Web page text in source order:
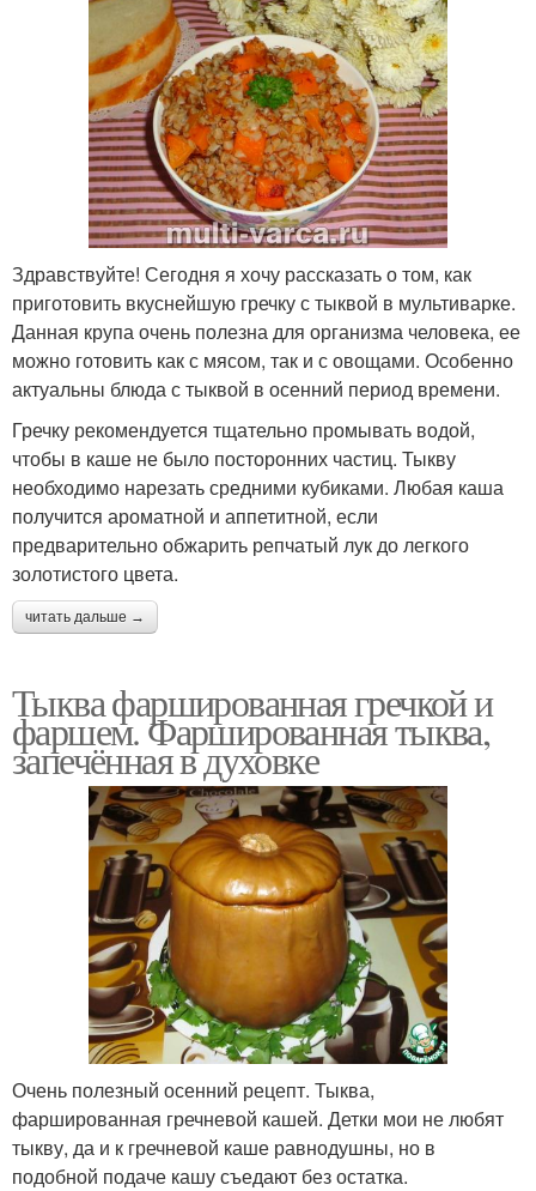
Здравствуйте! Сегодня я хочу рассказать о том, как
приготовить вкуснейшую гречку с тыквой в мультиварке.
Данная крупа очень полезна для организма человека, ее
можно готовить как с мясом, так и с овощами. Особенно
актуальны блюда с тыквой в осенний период времени.
Гречку рекомендуется тщательно промывать водой,
чтобы в каше не было посторонних частиц. Тыкву
необходимо нарезать средними кубиками. Любая каша
получится ароматной и аппетитной, если
предварительно обжарить репчатый лук до легкого
золотистого цвета.
читать дальше →
Тыква фаршированная гречкой и
фаршем. Фаршированная тыква,
запечённая в духовке
Очень полезный осенний рецепт. Тыква,
фаршированная гречневой кашей. Детки мои не любят
тыкву, да и к гречневой каше равнодушны, но в
подобной подаче кашу съедают без остатка.